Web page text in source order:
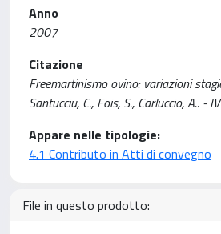
Anno
2007
Citazione
Freemartinismo ovino: variazioni
Santucciu, C., Fois, S., Carluccio, A..
Appare nelle tipologie:
4.1 Contributo in Atti di convegno
File in questo prodotto: